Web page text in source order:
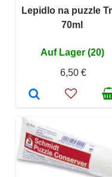
Lepidlo na puzzle
70ml
Auf Lager (20)
6,50 €